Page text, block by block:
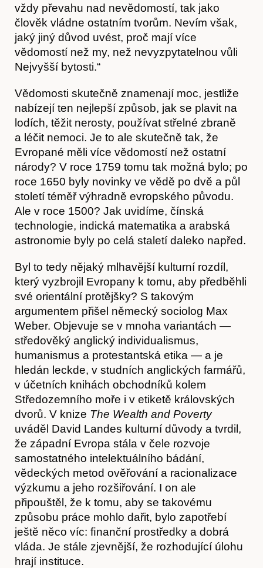
vždy převahu nad nevědomostí, tak jako
člověk vládne ostatním tvorům. Nevím však,
jaký jiný důvod uvést, proč mají více
vědomostí než my, než nevyzpytatelnou vůli
Nejvyšší bytosti.“
Vědomosti skutečně znamenají moc, jestliže
nabízejí ten nejlepší způsob, jak se plavit na
lodích, těžit nerosty, používat střelné zbraně
a léčit nemoci. Je to ale skutečně tak, že
Evropané měli více vědomostí než ostatní
národy? V roce 1759 tomu tak možná bylo; po
roce 1650 byly novinky ve vědě po dvě a půl
století téměř výhradně evropského původu.
Ale v roce 1500? Jak uvidíme, čínská
technologie, indická matematika a arabská
astronomie byly po celá staletí daleko napřed.
Byl to tedy nějaký mlhavější kulturní rozdíl,
který vyzbrojil Evropany k tomu, aby předběhli
své orientální protějšky? S takovým
argumentem přišel německý sociolog Max
Weber. Objevuje se v mnoha variantách —
středověký anglický individualismus,
humanismus a protestantská etika — a je
hledán leckde, v studních anglických farmářů,
v účetních knihách obchodníků kolem
Středozemního moře i v etiketě královských
dvorů. V knize The Wealth and Poverty
uváděl David Landes kulturní důvody a tvrdil,
že západní Evropa stála v čele rozvoje
samostatného intelektuálního bádání,
vědeckých metod ověřování a racionalizace
výzkumu a jeho rozšiřování. I on ale
připouštěl, že k tomu, aby se takovému
způsobu práce mohlo dařit, bylo zapotřebí
ještě něco víc: ﬁnanční prostředky a dobrá
vláda. Je stále zjevnější, že rozhodující úlohu
hrají instituce.